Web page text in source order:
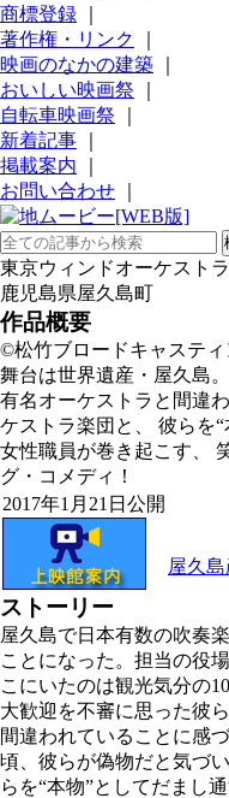
商標登録
著作権・リンク
映画のなかの建築
おいしい映画祭
自転車映画祭
新着記事
掲載案内
お問い合わせ
東京ウィンドオーケストラ
鹿児島県屋久島町
作品概要
©松竹ブロードキャスティ
舞台は世界遺産・屋久島。
有名オーケストラと間違
ケストラ楽団と、 彼らを
女性職員が巻き起こす、
グ・コメディ！
2017年1月21日公開
屋久
ストーリー
屋久島で日本有数の吹奏
ことになった。担当の役
こにいたのは観光気分の
大歓迎を不審に思った彼
間違われていることに感
頃、彼らが偽物だと気づ
らを“本物”としてだまし